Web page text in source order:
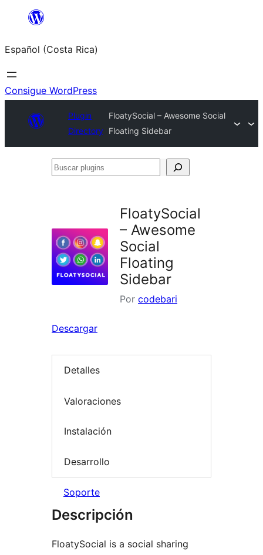
Saltar
contenido
Español (Costa Rica)
Consigue WordPress
Plugin
Directory
FloatySocial – Awesome Social
Floating Sidebar
Buscar
FloatySocial
– Awesome
Social
Floating
Sidebar
Por codebari
Descargar
Detalles
Valoraciones
Instalación
Desarrollo
Soporte
Descripción
FloatySocial is a social sharing